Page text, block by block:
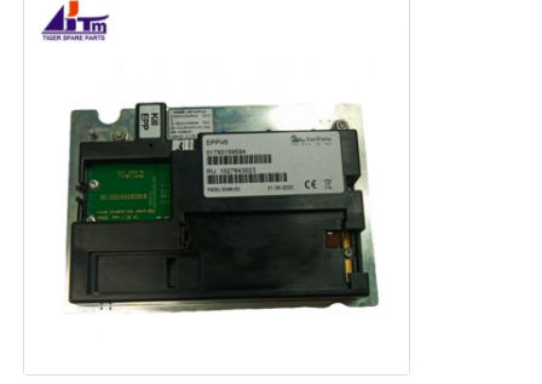
OKI ATM-Teile
Genmega ATM -Teile
Rechnungsprüfer
Banknoten-Sortierer